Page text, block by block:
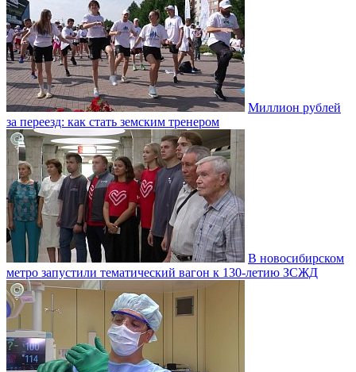
Миллион рублей
за переезд: как стать земским тренером
В новосибирском
метро запустили тематический вагон к 130-летию ЗСЖД